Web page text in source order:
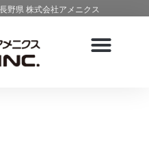
野県 株式会社アメニクス